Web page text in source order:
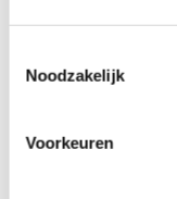
Noodzakelijk
Voorkeuren